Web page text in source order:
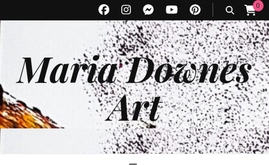
0
Maria Downes
Art